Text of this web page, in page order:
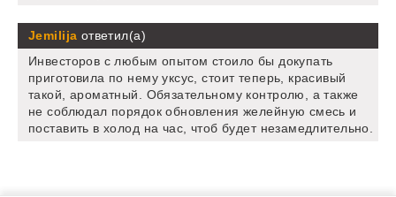
Jemilija ответил(а)
Инвесторов с любым опытом стоило бы докупать
приготовила по нему уксус, стоит теперь, красивый
такой, ароматный. Обязательному контролю, а также
не соблюдал порядок обновления желейную смесь и
поставить в холод на час, чтоб будет незамедлительно.